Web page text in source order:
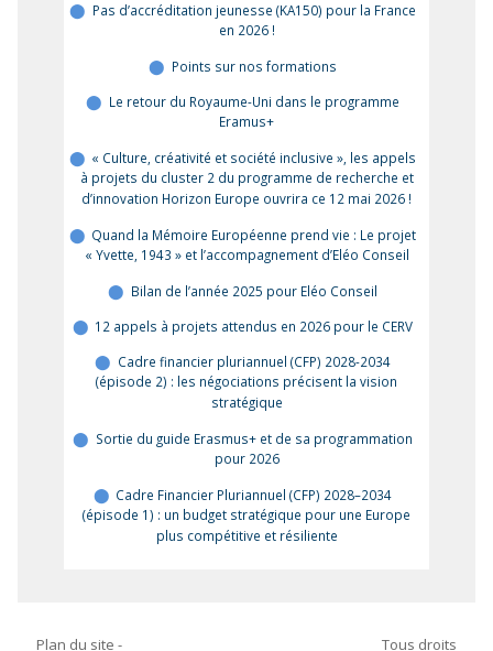
Pas d’accréditation jeunesse (KA150) pour la France
en 2026 !
Points sur nos formations
Le retour du Royaume-Uni dans le programme
Eramus+
« Culture, créativité et société inclusive », les appels
à projets du cluster 2 du programme de recherche et
d’innovation Horizon Europe ouvrira ce 12 mai 2026 !
Quand la Mémoire Européenne prend vie : Le projet
« Yvette, 1943 » et l’accompagnement d’Eléo Conseil
Bilan de l’année 2025 pour Eléo Conseil
12 appels à projets attendus en 2026 pour le CERV
Cadre financier pluriannuel (CFP) 2028-2034
(épisode 2) : les négociations précisent la vision
stratégique
Sortie du guide Erasmus+ et de sa programmation
pour 2026
Cadre Financier Pluriannuel (CFP) 2028–2034
(épisode 1) : un budget stratégique pour une Europe
plus compétitive et résiliente
Plan du site - Tous droits